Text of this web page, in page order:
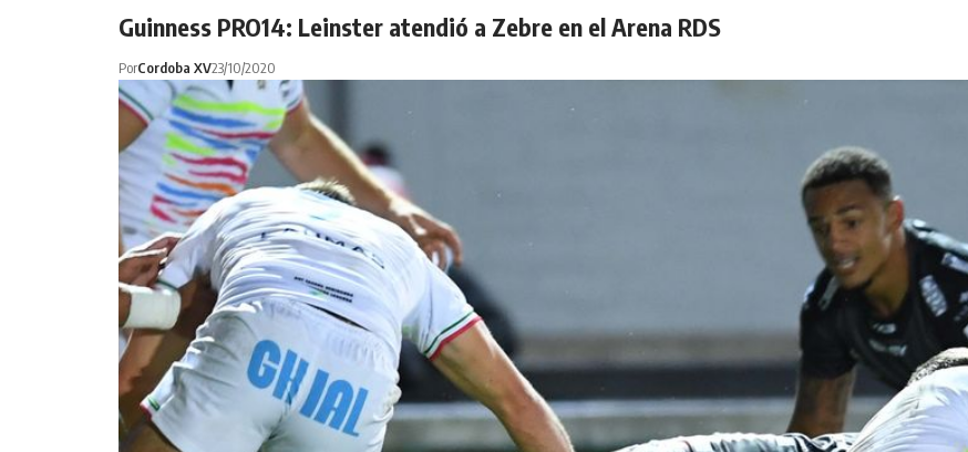
Guinness PRO14: Leinster atendió a Zebre en el Arena RDS
PorCordoba XV23/10/2020